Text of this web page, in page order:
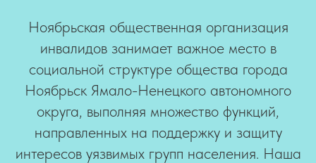
Ноябрьская общественная организация
инвалидов занимает важное место в
социальной структуре общества города
Ноябрьск Ямало-Ненецкого автономного
округа, выполняя множество функций,
направленных на поддержку и защиту
интересов уязвимых групп населения. Наша